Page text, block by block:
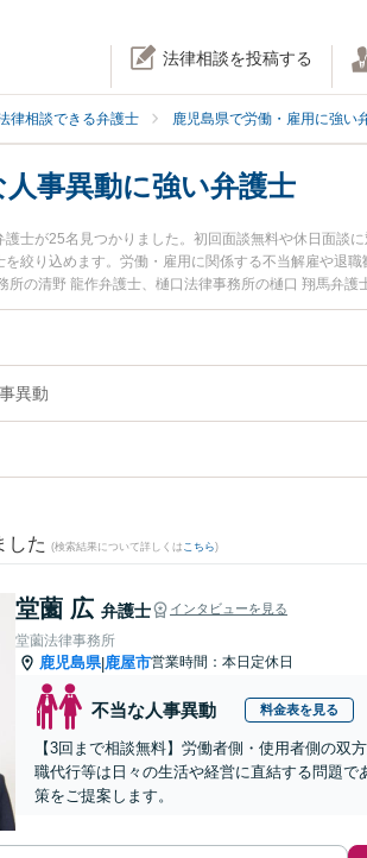
法律相談を投稿する
律相談できる弁護士 鹿児島県で労働・雇用に強い
事異動に強い弁護士
士が25名見つかりました。初回面談無料や休日面談
絞り込めます。労働・雇用に関係する不当解雇や退
所の清野 龍作弁護士、樋口法律事務所の樋口 翔馬弁
ラブルを今すぐに弁護士に相談したい』『不当な人
内の弁護士に相談予約したい』などでお困りの相談者さ
異動
した (検索結果について詳しくは こちら)
堂薗 広 弁護士 インタビューを見る
堂薗法律事務所
鹿児島県|鹿屋市営業時間：本日定休日
不当な人事異動 料金表を見る
【3回まで相談無料】労働者側・使用者側の双
職代行等は日々の生活や経営に直結する問題
策をご提案します。